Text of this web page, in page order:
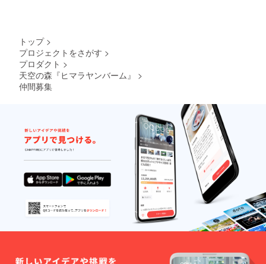
トップ >
プロジェクトをさがす >
プロダクト >
天空の森『ヒマラヤンバーム』
>
仲間募集